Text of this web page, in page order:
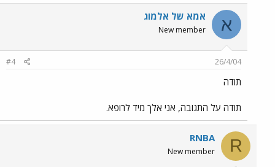
א אמא של אלמוג
New member
26/4/04
#4
תודה
תודה על התגובה, אני אלך מיד לרופא.
R
RNBA
New member